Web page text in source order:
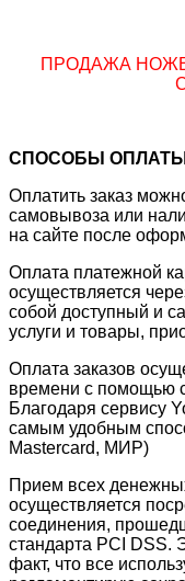
ПРОДАЖА
СПОСОБЫ ОПЛАТЫ
Оплатить заказ
самовывоза или
на сайте после
Оплата платежной
осуществляется
собой доступный и
услуги и товары,
Оплата заказов
времени с помощью
Благодаря сервису
самым удобным
Mastercard, МИР)
Прием всех
осуществляется
соединения,
стандарта PCI DSS.
факт, что все